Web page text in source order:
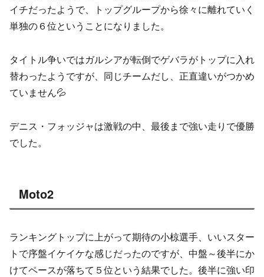
イチだったようで、トップグループから徐々に離れていく
単独の６位ということになりました。
タイトル争いではガルシアが転倒でゲバラがトップに入れ
替わったようですが、同じチームだし、正直違いがつかめ
ていません💦
デニス・フォッジャは激戦の中、最後まで強い走りで優勝
でした。
Moto2
ランキングトップに上がって期待の小椋選手、いいスター
トで序盤イケイケな感じだったのですが、中盤～後半にか
けてペースが落ちて５位という結果でした。後半に強い印